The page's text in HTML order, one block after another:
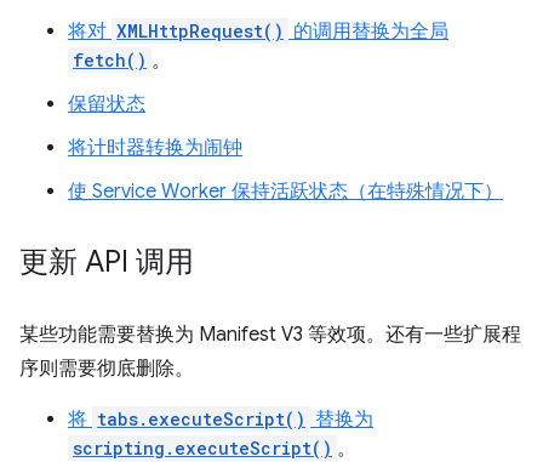
将对 XMLHttpRequest() 的调用替换为全局
fetch() 。
保留状态
将计时器转换为闹钟
使 Service Worker 保持活跃状态（在特殊情况下）
更新 API 调用
某些功能需要替换为 Manifest V3 等效项。还有一些扩展程
序则需要彻底删除。
将 tabs.executeScript() 替换为
scripting.executeScript() 。